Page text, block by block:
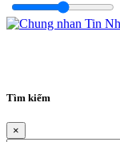
Tìm kiếm
×